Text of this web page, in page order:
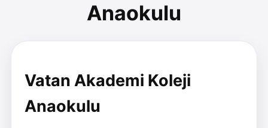
Anaokulu
Vatan Akademi Koleji
Anaokulu